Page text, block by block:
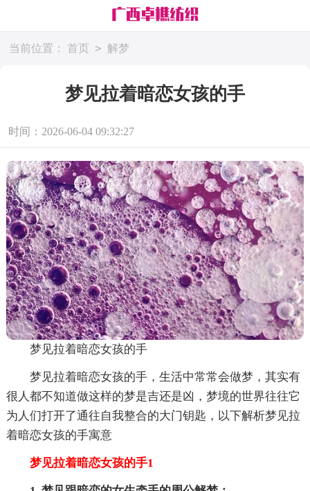
当前位置： 首页 > 解梦
梦见拉着暗恋女孩的手
时间：2026-06-04 09:32:27
梦见拉着暗恋女孩的手
梦见拉着暗恋女孩的手，生活中常常会做梦，其实有
很人都不知道做这样的梦是吉还是凶，梦境的世界往往它
为人们打开了通往自我整合的大门钥匙，以下解析梦见拉
着暗恋女孩的手寓意
梦见拉着暗恋女孩的手1